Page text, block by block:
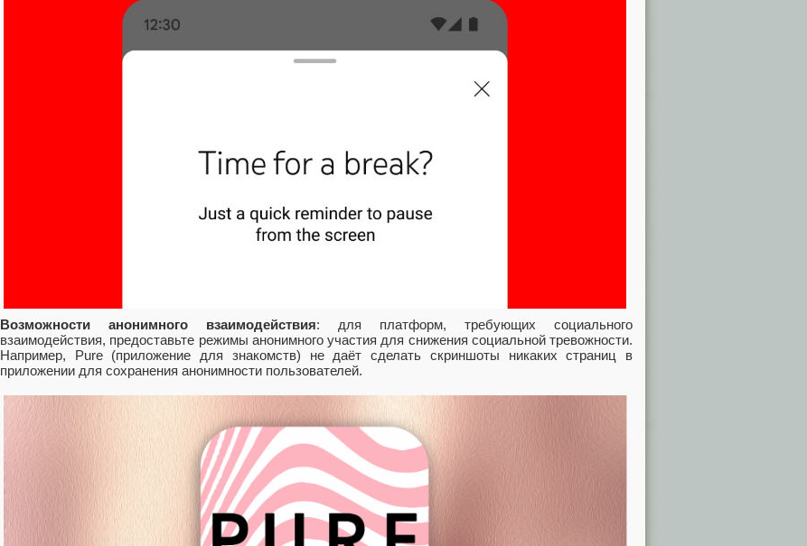
Возможности анонимного взаимодействия: для платформ, требующих социального
взаимодействия, предоставьте режимы анонимного участия для снижения социальной тревожности.
Например, Pure (приложение для знакомств) не даёт сделать скриншоты никаких страниц в
приложении для сохранения анонимности пользователей.